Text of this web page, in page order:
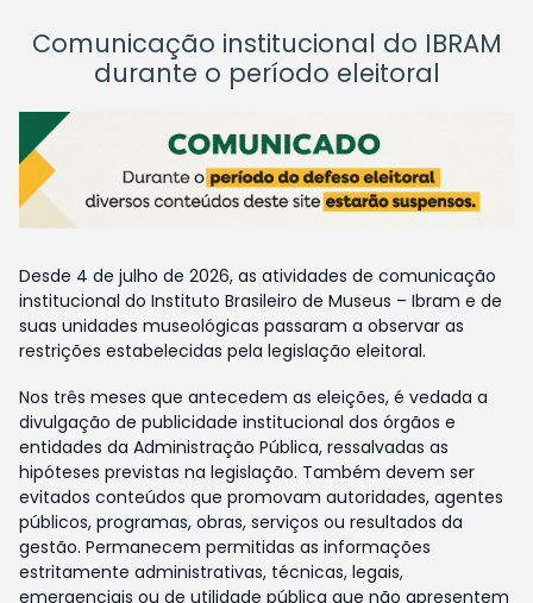
Comunicação institucional do IBRAM
durante o período eleitoral
Desde 4 de julho de 2026, as atividades de comunicação
institucional do Instituto Brasileiro de Museus – Ibram e de
suas unidades museológicas passaram a observar as
restrições estabelecidas pela legislação eleitoral.
Nos três meses que antecedem as eleições, é vedada a
divulgação de publicidade institucional dos órgãos e
entidades da Administração Pública, ressalvadas as
hipóteses previstas na legislação. Também devem ser
evitados conteúdos que promovam autoridades, agentes
públicos, programas, obras, serviços ou resultados da
gestão. Permanecem permitidas as informações
estritamente administrativas, técnicas, legais,
emergenciais ou de utilidade pública que não apresentem